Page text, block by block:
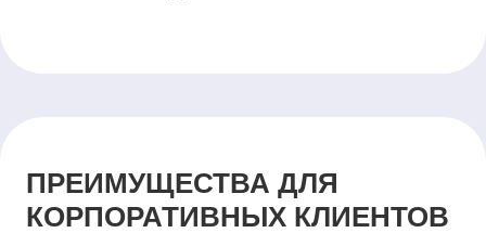
ПРЕИМУЩЕСТВА ДЛЯ
КОРПОРАТИВНЫХ КЛИЕНТОВ